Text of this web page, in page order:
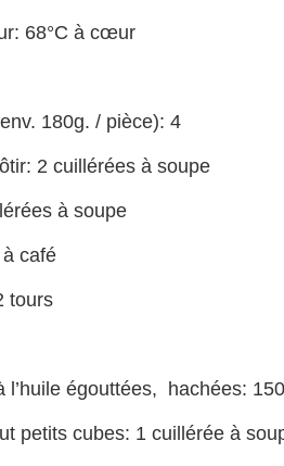
68°C à cœur
180g. / pièce): 4
2 cuillérées à soupe
à soupe
café
tours
l’huile égouttées, hachées:
petits cubes: 1 cuillérée à